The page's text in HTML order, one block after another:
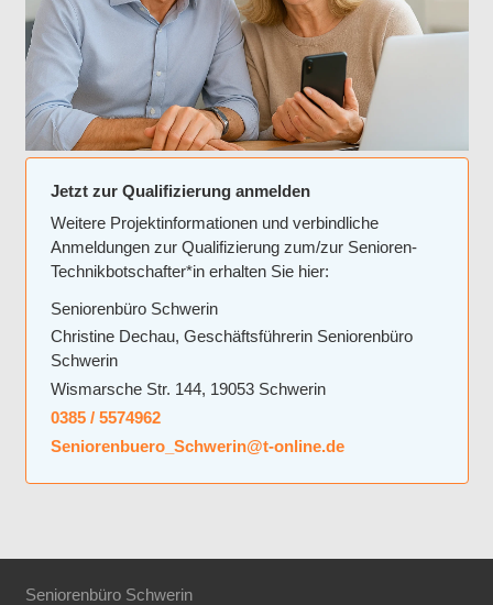
Jetzt zur Qualifizierung anmelden
Weitere Projektinformationen und verbindliche
Anmeldungen zur Qualifizierung zum/zur Senioren-
Technikbotschafter*in erhalten Sie hier:
Seniorenbüro Schwerin
Christine Dechau, Geschäftsführerin Seniorenbüro
Schwerin
Wismarsche Str. 144, 19053 Schwerin
0385 / 5574962
Seniorenbuero_Schwerin@t-online.de
Seniorenbüro Schwerin